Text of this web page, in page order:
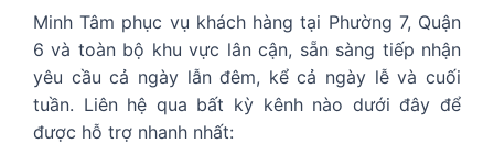
Minh Tâm phục vụ khách hàng tại Phường 7, Quận
6 và toàn bộ khu vực lân cận, sẵn sàng tiếp nhận
yêu cầu cả ngày lẫn đêm, kể cả ngày lễ và cuối
tuần. Liên hệ qua bất kỳ kênh nào dưới đây để
được hỗ trợ nhanh nhất: